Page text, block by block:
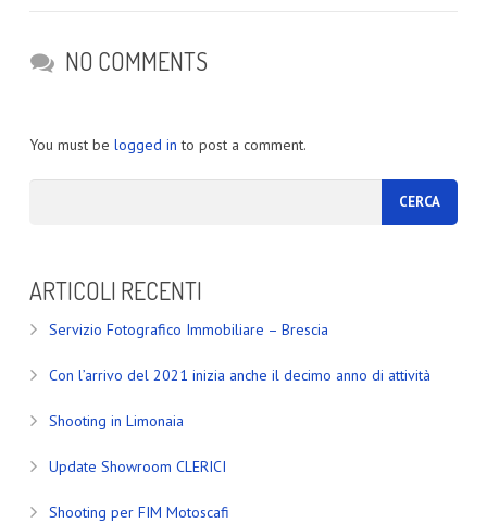
NO COMMENTS
You must be logged in to post a comment.
ARTICOLI RECENTI
Servizio Fotografico Immobiliare – Brescia
Con l’arrivo del 2021 inizia anche il decimo anno di attività
Shooting in Limonaia
Update Showroom CLERICI
Shooting per FIM Motoscafi